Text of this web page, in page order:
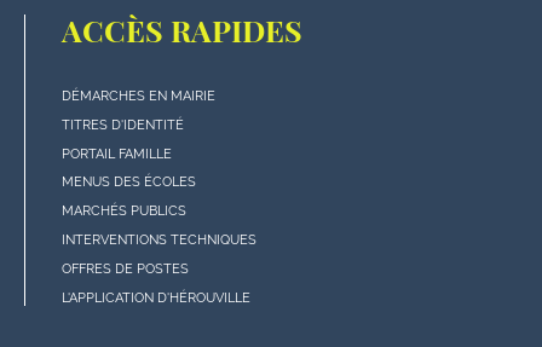
ACCÈS RAPIDES
Menu
"Accès
rapides"
en
bas
de
page
DÉMARCHES EN MAIRIE
TITRES D'IDENTITÉ
PORTAIL FAMILLE
MENUS DES ÉCOLES
MARCHÉS PUBLICS
INTERVENTIONS TECHNIQUES
OFFRES DE POSTES
L'APPLICATION D'HÉROUVILLE